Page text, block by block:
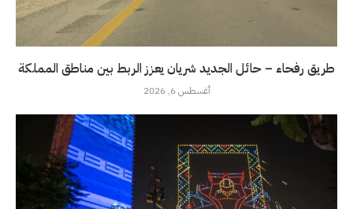
طريق رفحاء – حائل الجديد شريان يعزز الربط بين مناطق المملكة
أغسطس 6, 2026